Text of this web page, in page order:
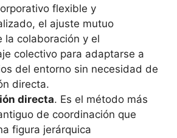
flexible y
el ajuste mutuo
la colaboración y el
colectivo para adaptarse a
del entorno sin necesidad de
directa.
directa. Es el método más
de coordinación que
figura jerárquica